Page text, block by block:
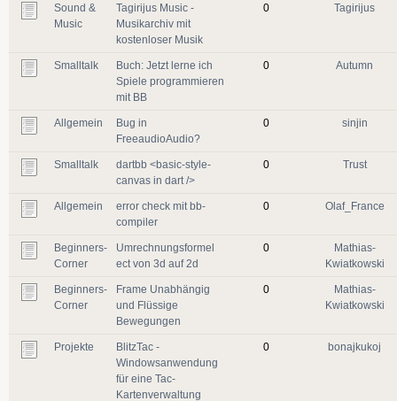
Sound &
Music
Tagirijus Music -
Musikarchiv mit
kostenloser Musik
0 Tagirijus
Smalltalk
Buch: Jetzt lerne ich
Spiele programmieren
mit BB
0 Autumn
Allgemein
Bug in
FreeaudioAudio?
0 sinjin
Smalltalk
dartbb <basic-style-
canvas in dart />
0 Trust
Allgemein
error check mit bb-
compiler
0 Olaf_France
Beginners-
Corner
Umrechnungsformel
ect von 3d auf 2d
0
Mathias-
Kwiatkowski
Beginners-
Corner
Frame Unabhängig
und Flüssige
Bewegungen
0
Mathias-
Kwiatkowski
Projekte
BlitzTac -
Windowsanwendung
für eine Tac-
Kartenverwaltung
0 bonajkukoj